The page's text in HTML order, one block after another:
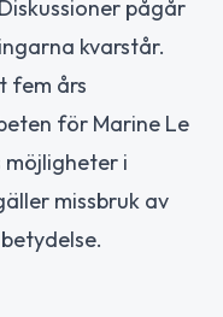
pågår
kvarstår.
fem års
för Marine Le
möjligheter i
missbruk av